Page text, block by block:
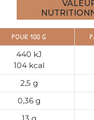
POUR 100 G
440 kJ
104 kcal
2,5 g
0,36 g